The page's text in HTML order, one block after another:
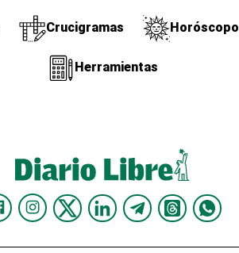
Crucigramas Horóscopo
Herramientas